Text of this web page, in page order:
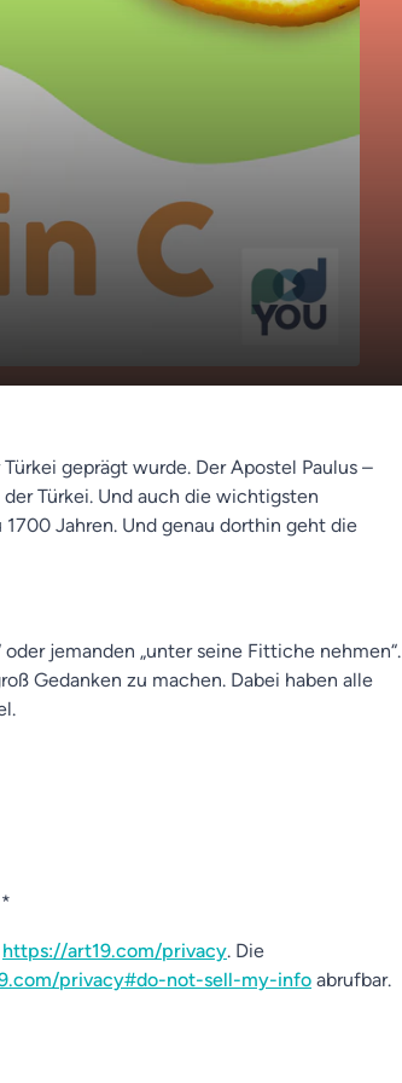
geprägt wurde. Der Apostel Paulus –
Türkei. Und auch die wichtigsten
Jahren. Und genau dorthin geht die
oder jemanden „unter seine Fittiche nehmen“.
Gedanken zu machen. Dabei haben alle
*
https://art19.com/privacy. Die
privacy#do-not-sell-my-info abrufbar.